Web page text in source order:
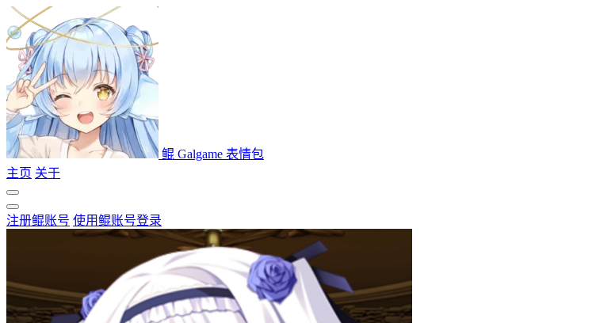
鲲 Galgame 表情包
主页 关于
注册鲲账号 使用鲲账号登录